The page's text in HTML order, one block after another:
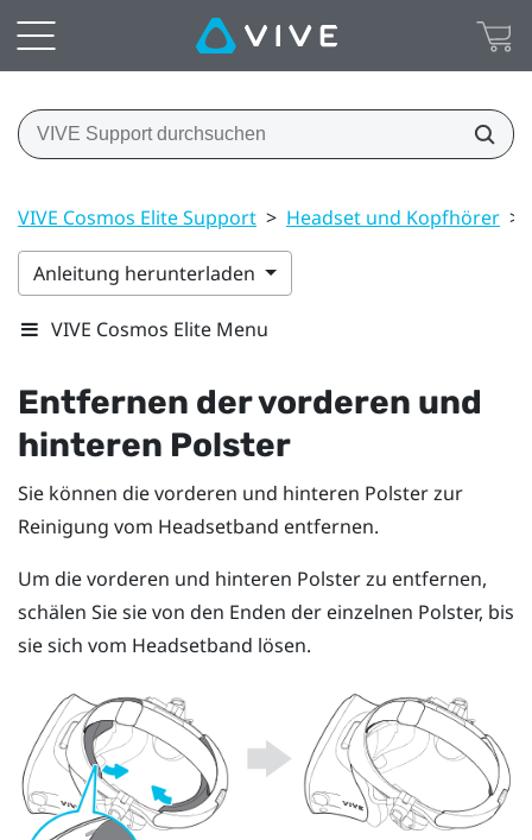
VIVE Cosmos Elite Support > Headset und Kopfhörer >
Anleitung herunterladen
VIVE Cosmos Elite Menu
Entfernen der vorderen und
hinteren Polster
Sie können die vorderen und hinteren Polster zur
Reinigung vom Headsetband entfernen.
Um die vorderen und hinteren Polster zu entfernen,
schälen Sie sie von den Enden der einzelnen Polster, bis
sie sich vom Headsetband lösen.